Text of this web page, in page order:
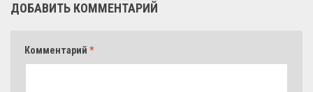
ДОБАВИТЬ КОММЕНТАРИЙ
Комментарий *